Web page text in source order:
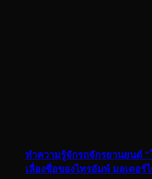
ทำความรู้จักรถจักรยานยนต์
เลื่องชื่อของไทรอัมพ์ มอเตอร์